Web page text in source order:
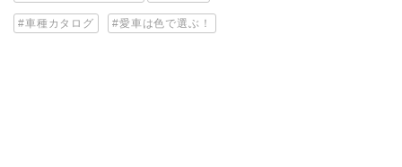
車種カタログ 愛車は色で選ぶ！